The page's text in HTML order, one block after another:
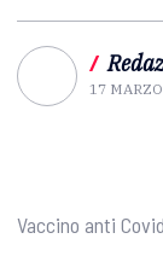
/
17
Vaccino anti